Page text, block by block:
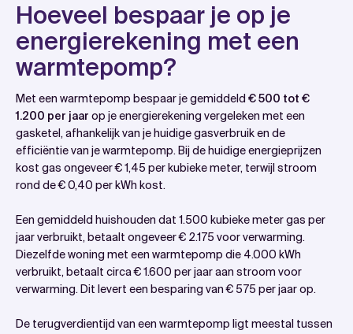
Hoeveel bespaar je op je
energierekening met een
warmtepomp?
Met een warmtepomp bespaar je gemiddeld € 500 tot €
1.200 per jaar op je energierekening vergeleken met een
gasketel, afhankelijk van je huidige gasverbruik en de
efficiëntie van je warmtepomp. Bij de huidige energieprijzen
kost gas ongeveer € 1,45 per kubieke meter, terwijl stroom
rond de € 0,40 per kWh kost.
Een gemiddeld huishouden dat 1.500 kubieke meter gas per
jaar verbruikt, betaalt ongeveer € 2.175 voor verwarming.
Diezelfde woning met een warmtepomp die 4.000 kWh
verbruikt, betaalt circa € 1.600 per jaar aan stroom voor
verwarming. Dit levert een besparing van € 575 per jaar op.
De terugverdientijd van een warmtepomp ligt meestal tussen